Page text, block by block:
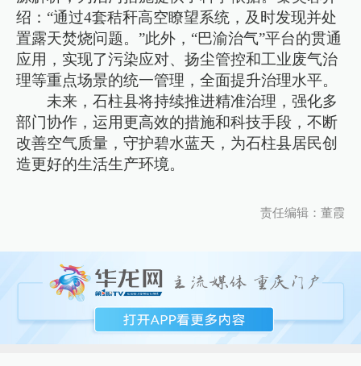
绍：“通过4套秸秆高空瞭望系统，及时发现并处
置露天焚烧问题。”此外，“巴渝治气”平台的贯通
应用，实现了污染应对、扬尘管控和工业废气治
理等重点场景的统一管理，全面提升治理水平。
未来，石柱县将持续推进精准治理，强化多
部门协作，运用更高效的措施和科技手段，不断
改善空气质量，守护碧水蓝天，为石柱县居民创
造更好的生活生产环境。
责任编辑：董霞